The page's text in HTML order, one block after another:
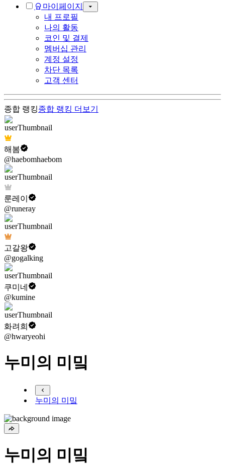
마이페이지
내 프로필
나의 활동
코인 및 결제
멤버십 관리
계정 설정
차단 목록
고객 센터
종합 랭킹종합 랭킹 더보기
해봄
@haebomhaebom
룬레이
@runeray
고갈왕
@gogalking
쿠미네
@kumine
화려희
@hwaryeohi
누미의 미밐
누미의 미밐
누미의 미밐